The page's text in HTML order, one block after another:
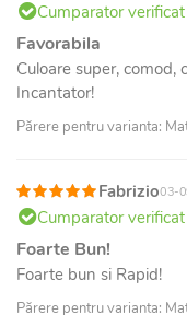
Cumparator verificat
Favorabila
Culoare super, comod,
Incantator!
Părere pentru varianta:
Fabrizio03-
Cumparator verificat
Foarte Bun!
Foarte bun si Rapid!
Părere pentru varianta: